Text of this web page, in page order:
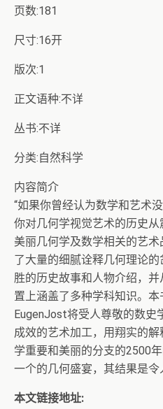
页数:181
尺寸:16开
版次:1
正文语种:不详
丛书:不详
分类:自然科学
内容简介
“如果你曾经认为数学和艺术
你对几何学视觉艺术的历史
美丽几何学及数学相关的艺
了大量的细腻诠释几何理论
胜的历史故事和人物介绍，
置上涵盖了多种学科知识。
EugenJost将受人尊敬的数史
成效的艺术加工，用翔实的
学重要和美丽的分支的2500
一个的几何盛宴，其结果是令
本文链接地址: